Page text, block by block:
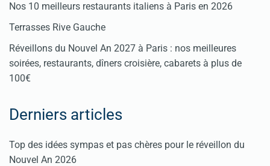
Nos 10 meilleurs restaurants italiens à Paris en 2026
Terrasses Rive Gauche
Réveillons du Nouvel An 2027 à Paris : nos meilleures
soirées, restaurants, dîners croisière, cabarets à plus de
100€
Derniers articles
Top des idées sympas et pas chères pour le réveillon du
Nouvel An 2026